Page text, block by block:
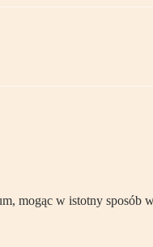
mogąc w istotny sposób